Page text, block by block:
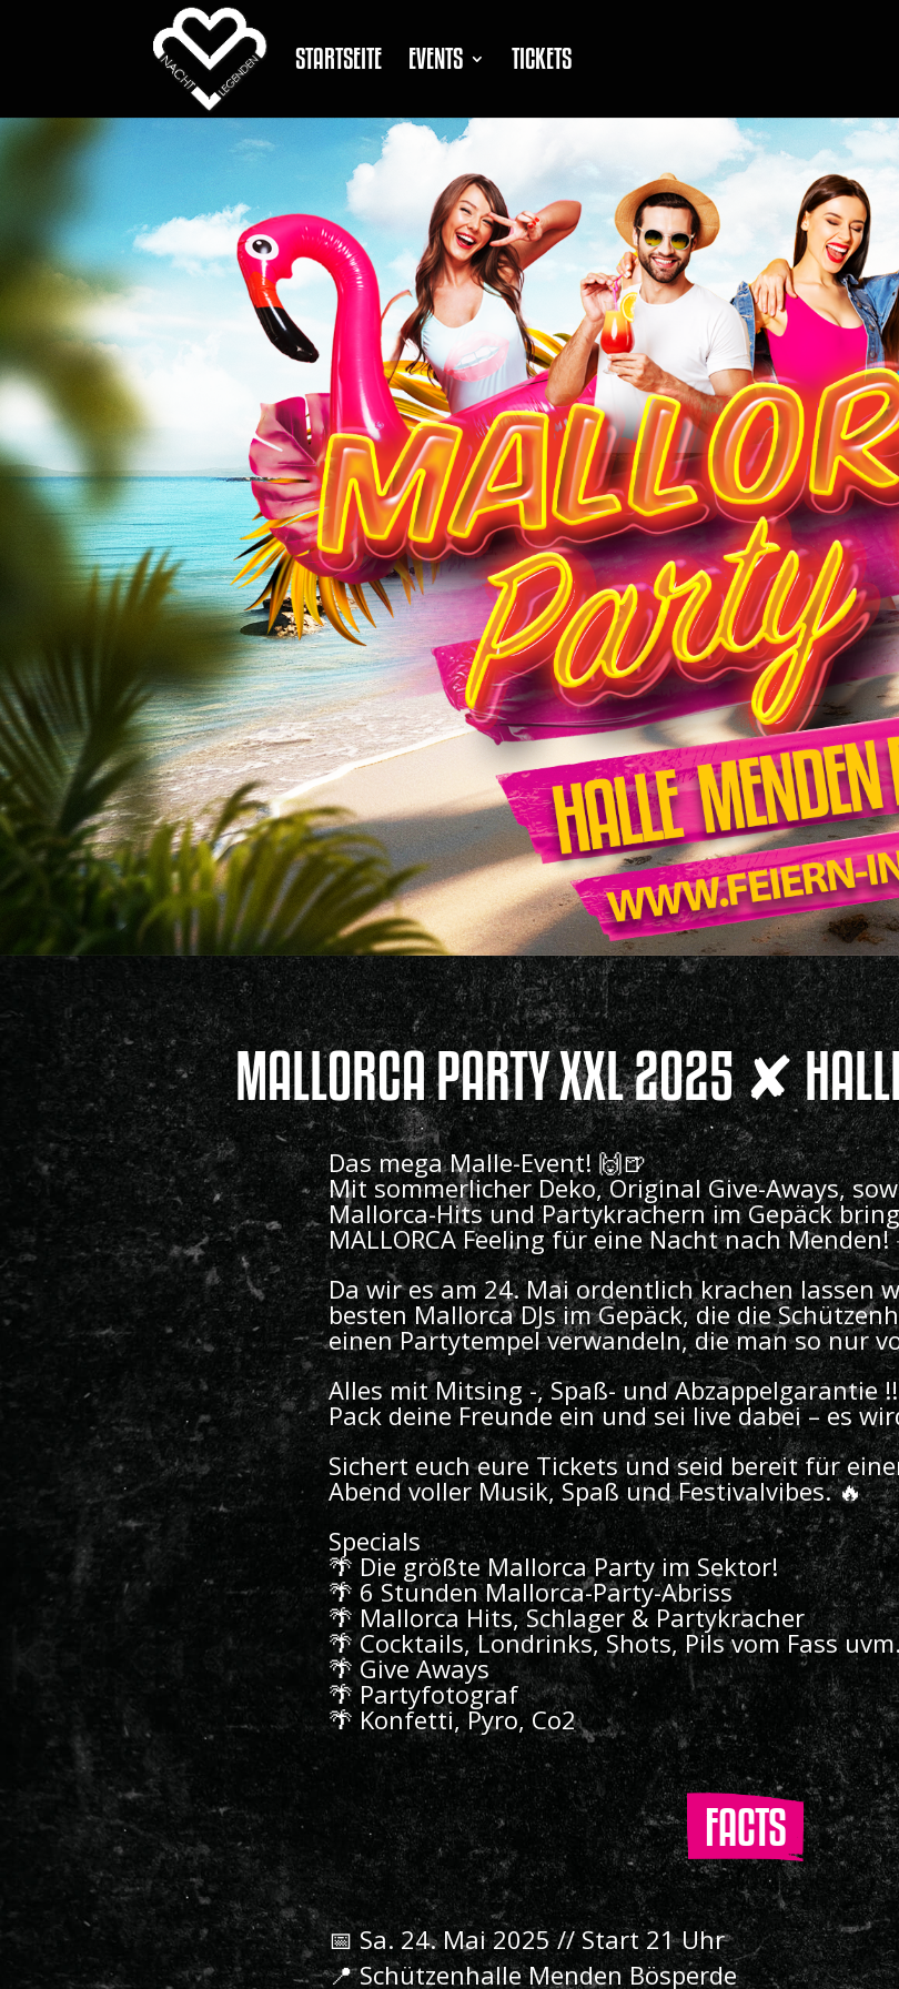
STARTSEITE EVENTS TICKETS
MALLORCA PARTY XXL 2025 ✘
Das mega Malle-Event! 🙌🍺
Mit sommerlicher Deko, Original Give-Aways,
Mallorca-Hits und Partykrachern im Gepäck
MALLORCA Feeling für eine Nacht nach
Da wir es am 24. Mai ordentlich krachen lassen
besten Mallorca DJs im Gepäck, die die
einen Partytempel verwandeln, die man so nur
Alles mit Mitsing -, Spaß- und Abzappelgarantie !!
Pack deine Freunde ein und sei live dabei – es
Sichert euch eure Tickets und seid bereit für
Abend voller Musik, Spaß und Festivalvibes. 🔥
Specials
🌴 Die größte Mallorca Party im Sektor!
🌴 6 Stunden Mallorca-Party-Abriss
🌴 Mallorca Hits, Schlager & Partykracher
🌴 Cocktails, Londrinks, Shots, Pils vom Fass
🌴 Give Aways
🌴 Partyfotograf
🌴 Konfetti, Pyro, Co2
FACTS
📅 Sa. 24. Mai 2025 // Start 21 Uhr
📍 Schützenhalle Menden Bösperde